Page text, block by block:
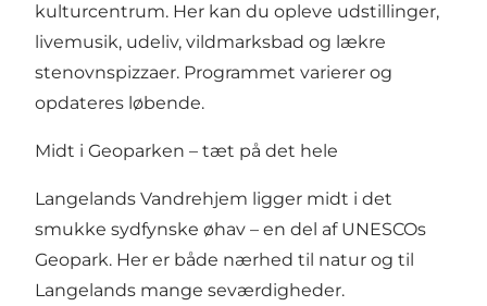
kulturcentrum. Her kan du opleve udstillinger,
livemusik, udeliv, vildmarksbad og lækre
stenovnspizzaer. Programmet varierer og
opdateres løbende.
Midt i Geoparken – tæt på det hele
Langelands Vandrehjem ligger midt i det
smukke sydfynske øhav – en del af UNESCOs
Geopark. Her er både nærhed til natur og til
Langelands mange seværdigheder.